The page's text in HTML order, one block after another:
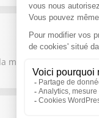
magnifique cité de